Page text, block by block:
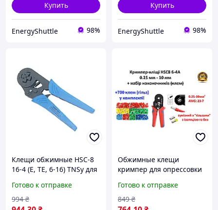
Купить
EnergyShuttle 98%
Купить
EnergyShuttle 98%
Клещи обжимные HSC-8
16-4 (E, ТЕ, 6-16) TNSy для
наконечников
Готово к отправке
994 ₴
Обжимные клещи
кримпер для опрессовки
гильзовых наконечников
700шт.
Готово к отправке
849 ₴